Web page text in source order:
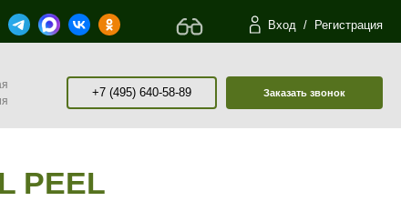
Вход / Регистрация
+7 (495) 640-58-89 Заказать звонок
PEEL